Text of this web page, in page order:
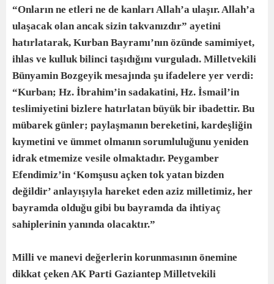
“Onların ne etleri ne de kanları Allah’a ulaşır. Allah’a
ulaşacak olan ancak sizin takvanızdır” ayetini
hatırlatarak, Kurban Bayramı’nın özünde samimiyet,
ihlas ve kulluk bilinci taşıdığını vurguladı. Milletvekili
Bünyamin Bozgeyik mesajında şu ifadelere yer verdi:
“Kurban; Hz. İbrahim’in sadakatini, Hz. İsmail’in
teslimiyetini bizlere hatırlatan büyük bir ibadettir. Bu
mübarek günler; paylaşmanın bereketini, kardeşliğin
kıymetini ve ümmet olmanın sorumluluğunu yeniden
idrak etmemize vesile olmaktadır. Peygamber
Efendimiz’in ‘Komşusu açken tok yatan bizden
değildir’ anlayışıyla hareket eden aziz milletimiz, her
bayramda olduğu gibi bu bayramda da ihtiyaç
sahiplerinin yanında olacaktır.”
Milli ve manevi değerlerin korunmasının önemine
dikkat çeken AK Parti Gaziantep Milletvekili